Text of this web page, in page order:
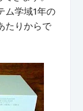
ム学域1年の
たりからで